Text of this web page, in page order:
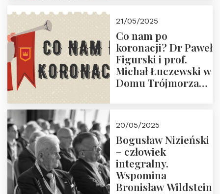
Zapraszamy do
zapisów.
21/05/2025
Co nam po
koronacji? Dr Paweł
Figurski i prof.
Michał Łuczewski w
Domu Trójmorza
20/05/2025
Bogusław Nizieński
– człowiek
integralny.
Wspomina
Bronisław Wildstein